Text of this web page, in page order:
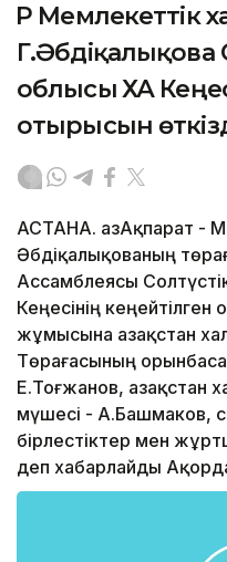
ҚР Мемлекеттік
Г.Әбдіқалықова
облысы ҚХА
отырысын
АСТАНА. ҚазАқпарат -
Әбдіқалықованың
Ассамблеясы
Кеңесінің
жұмысына Қазақстан
Төрағасының
Е.Тоғжанов, Қазақстан
мүшесі - А.Башмаков,
бірлестіктер мен
деп хабарлайды